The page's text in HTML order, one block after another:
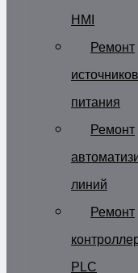
HMI
Ремонт
источников
питания
Ремонт
линий
Ремонт
PLC